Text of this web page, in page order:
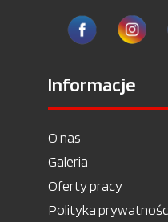
Informacje
O nas
Galeria
Oferty pracy
Polityka